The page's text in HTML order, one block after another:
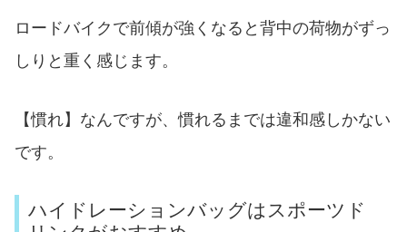
ロードバイクで前傾が強くなると背中の荷物がずっ
しりと重く感じます。
【慣れ】なんですが、慣れるまでは違和感しかない
です。
ハイドレーションバッグはスポーツド